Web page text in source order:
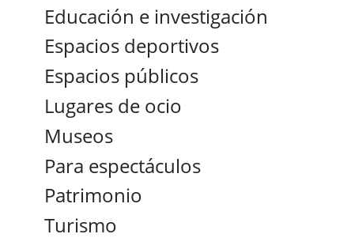
Educación e investigación
Espacios deportivos
Espacios públicos
Lugares de ocio
Museos
Para espectáculos
Patrimonio
Turismo